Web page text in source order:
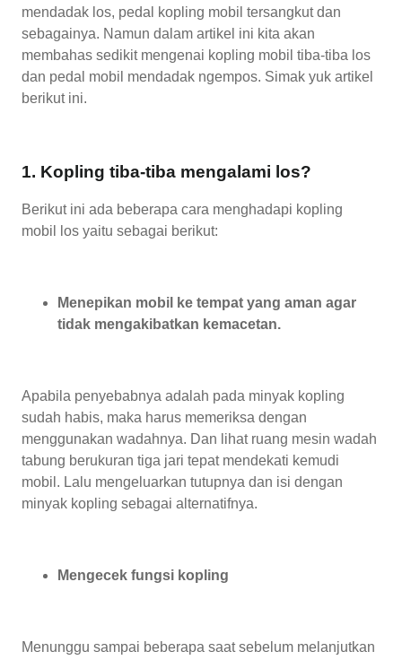
mendadak los, pedal kopling mobil tersangkut dan
sebagainya. Namun dalam artikel ini kita akan
membahas sedikit mengenai kopling mobil tiba-tiba los
dan pedal mobil mendadak ngempos. Simak yuk artikel
berikut ini.
1. Kopling tiba-tiba mengalami los?
Berikut ini ada beberapa cara menghadapi kopling
mobil los yaitu sebagai berikut:
Menepikan mobil ke tempat yang aman agar
tidak mengakibatkan kemacetan.
Apabila penyebabnya adalah pada minyak kopling
sudah habis, maka harus memeriksa dengan
menggunakan wadahnya. Dan lihat ruang mesin wadah
tabung berukuran tiga jari tepat mendekati kemudi
mobil. Lalu mengeluarkan tutupnya dan isi dengan
minyak kopling sebagai alternatifnya.
Mengecek fungsi kopling
Menunggu sampai beberapa saat sebelum melanjutkan